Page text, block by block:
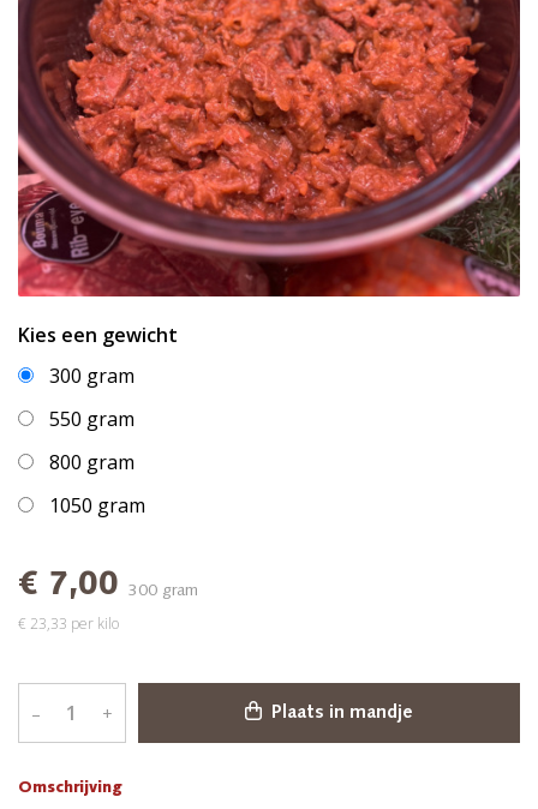
Omschrijving
Kies een gewicht
300 gram
550 gram
800 gram
1050 gram
€ 7,00 300 gram
€ 23,33 per kilo
– + Plaats in mandje